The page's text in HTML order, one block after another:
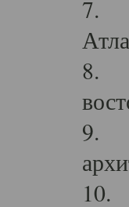
7.
8.
9.
10.